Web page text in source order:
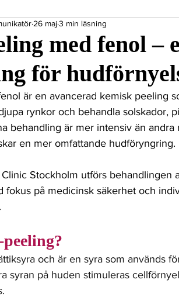
Injektionsbehandlingar
Prickkontroll Hudförändring
med fenol –
för
26 maj3 min läsning
är en avancerad kemisk peeling
rynkor och behandla solskador,
behandling är mer intensiv än
en mer omfattande hudföryngring.
Stockholm utförs behandlingen
fokus på medicinsk säkerhet och
och är en syra som används
syran på huden stimuleras